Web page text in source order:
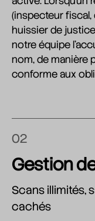
(inspecteur fiscal,
huissier de
notre équipe
nom, de manière
conforme aux
02
Gestion
Scans illimités,
cachés